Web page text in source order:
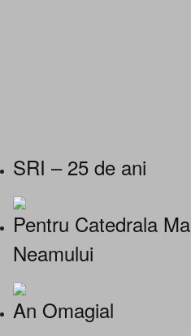
SRI – 25 de ani
Pentru Catedrala
Neamului
An Omagial